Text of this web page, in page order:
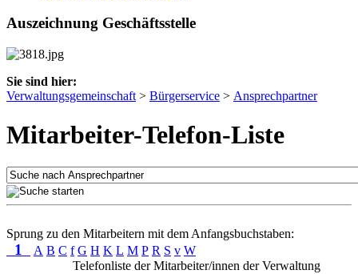
Auszeichnung Geschäftsstelle
Sie sind hier:
Verwaltungsgemeinschaft > Bürgerservice > Ansprechpartner
Mitarbeiter-Telefon-Liste
Sprung zu den Mitarbeitern mit dem Anfangsbuchstaben:
1 A B C f G H K L M P R S v W
Telefonliste der Mitarbeiter/innen der Verwaltung